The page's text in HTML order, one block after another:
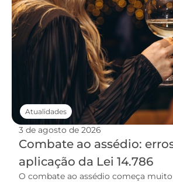
3 de agosto de 2026
Combate ao assédio:
aplicação da Lei 14.786
O combate ao assédio começa
Atualidades